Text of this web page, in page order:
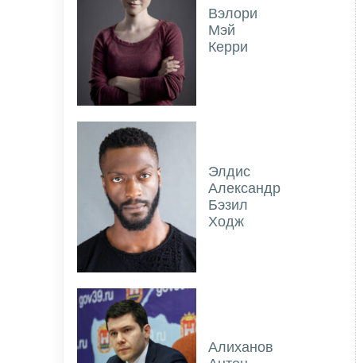
Вэлори
Мэй
Керри
Элдис
Александр
Бэзил
Ходж
Алиханов